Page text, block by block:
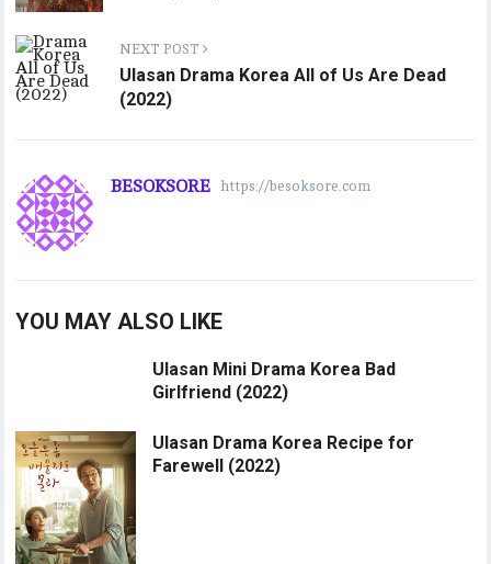
NEXT POST
Ulasan Drama Korea All of Us Are Dead
(2022)
BESOKSORE https://besoksore.com
YOU MAY ALSO LIKE
Ulasan Mini Drama Korea Bad
Girlfriend (2022)
Ulasan Drama Korea Recipe for
Farewell (2022)